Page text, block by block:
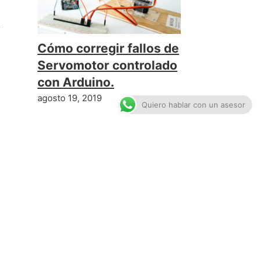
Cómo corregir fallos de
Servomotor controlado
con Arduino.
agosto 19, 2019
Quiero hablar con un asesor